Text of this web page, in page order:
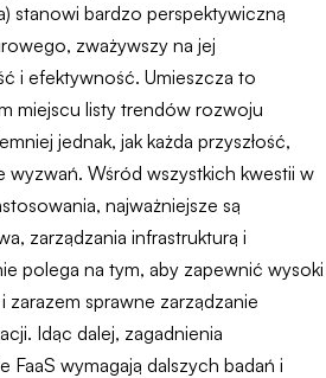
stanowi bardzo perspektywiczną
zważywszy na jej
i efektywność. Umieszcza to
miejscu listy trendów rozwoju
jednak, jak każda przyszłość,
wyzwań. Wśród wszystkich kwestii w
najważniejsze są
zarządzania infrastrukturą i
polega na tym, aby zapewnić wysoki
sprawne zarządzanie
Idąc dalej, zagadnienia
FaaS wymagają dalszych badań i